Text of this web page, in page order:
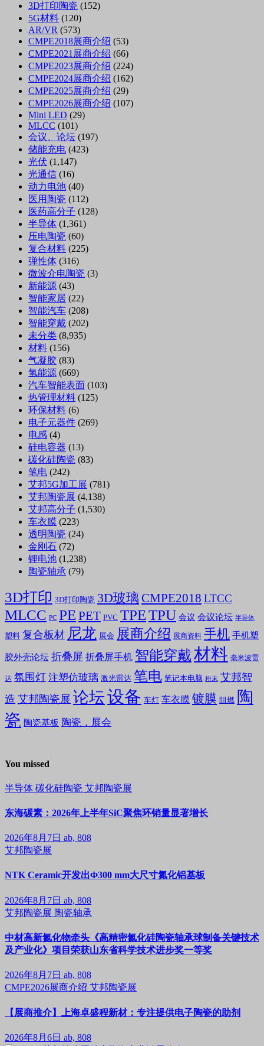
3D打印陶瓷 (152)
5G材料 (120)
AR/VR (573)
CMPE2018展商介绍 (53)
CMPE2021展商介绍 (66)
CMPE2023展商介绍 (224)
CMPE2024展商介绍 (162)
CMPE2025展商介绍 (29)
CMPE2026展商介绍 (107)
Mini LED (29)
MLCC (101)
会议、论坛 (197)
储能充电 (423)
光伏 (1,147)
光通信 (16)
动力电池 (40)
医用陶瓷 (112)
医药高分子 (128)
半导体 (1,361)
压电陶瓷 (60)
复合材料 (225)
弹性体 (316)
微波介电陶瓷 (3)
新能源 (43)
智能家居 (22)
智能汽车 (208)
智能穿戴 (202)
未分类 (8,935)
材料 (156)
气凝胶 (83)
氢能源 (669)
汽车智能表面 (103)
热管理材料 (125)
环保材料 (6)
电子元器件 (269)
电感 (4)
硅电容器 (13)
碳化硅陶瓷 (83)
笔电 (242)
艾邦5G加工展 (781)
艾邦陶瓷展 (4,138)
艾邦高分子 (1,530)
车衣膜 (223)
透明陶瓷 (24)
金刚石 (72)
锂电池 (1,238)
陶瓷轴承 (79)
3D打印 3D打印陶瓷 3D玻璃 CMPE2018 LTCC
MLCC PC PE PET PVC TPETPU 会议 会议论坛 半导体
塑料 复合板材 尼龙 展会 展商介绍 展商资料 手机 手机塑
胶外壳论坛 折叠屏 折叠屏手机 智能穿戴材料 毫米波雷
达 氛围灯 注塑仿玻璃 激光雷达 笔电 笔记本电脑 粉末 艾邦智
造 艾邦陶瓷展 论坛设备 车灯 车衣膜 镀膜 阻燃 陶
瓷 陶瓷基板 陶瓷，展会
You missed
半导体 碳化硅陶瓷 艾邦陶瓷展
东海碳素：2026年上半年SiC聚焦环销量显著增长
2026年8月7日 ab, 808
艾邦陶瓷展
NTK Ceramic开发出Φ300 mm大尺寸氮化铝基板
2026年8月7日 ab, 808
艾邦陶瓷展 陶瓷轴承
中材高新氮化物牵头《高精密氮化硅陶瓷轴承球制备关键技术
及产业化》项目荣获山东省科学技术进步奖一等奖
2026年8月7日 ab, 808
CMPE2026展商介绍 艾邦陶瓷展
【展商推介】上海卓盛程新材：专注提供电子陶瓷的助剂
2026年8月6日 ab, 808